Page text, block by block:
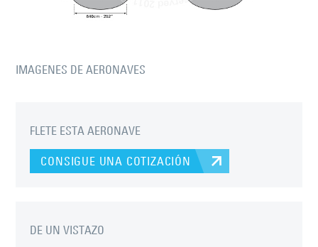
IMAGENES DE AERONAVES
FLETE ESTA AERONAVE
CONSIGUE UNA COTIZACIÓN
DE UN VISTAZO